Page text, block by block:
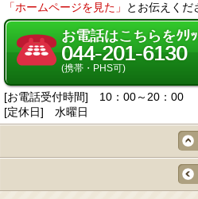
「ホームページを見た」
とお伝えくだ
お電話はこちらをｸﾘ
044-201-6130
(携帯・PHS可)
[お電話受付時間] 10：00～20：00
[定休日] 水曜日